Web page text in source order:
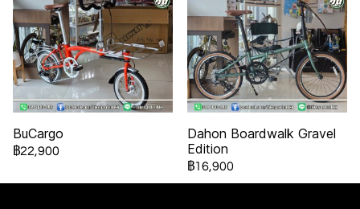
BuCargo
฿22,900
Dahon Boardwalk Gravel
Edition
฿16,900